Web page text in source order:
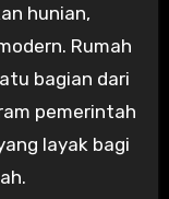
hunian,
Rumah
bagian dari
pemerintah
layak bagi